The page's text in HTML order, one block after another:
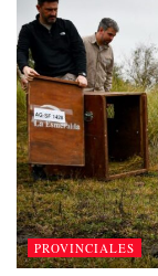
PROVINCIALES